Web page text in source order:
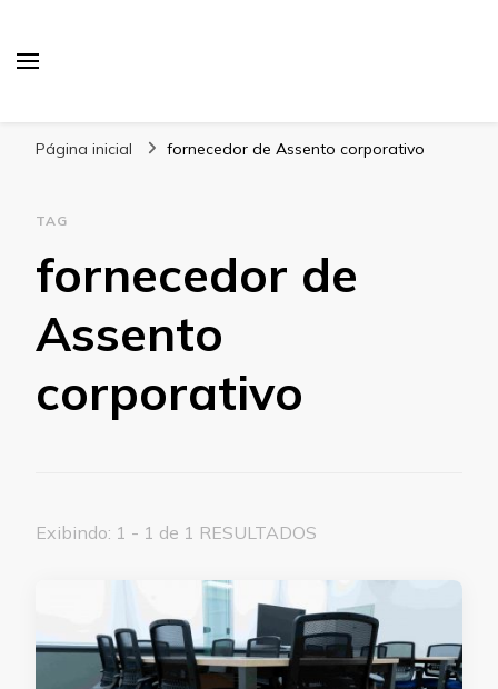
Página inicial fornecedor de Assento corporativo
TAG
fornecedor de
Assento
corporativo
Exibindo: 1 - 1 de 1 RESULTADOS